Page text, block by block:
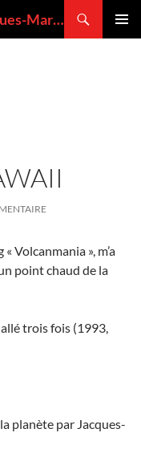
VOLCANMANIA : le blog de Jacques-Marie BARDINTZEFF, volcanologue
Volcanmania », m’a
point chaud de la
allé trois fois (1993,
planète par Jacques-